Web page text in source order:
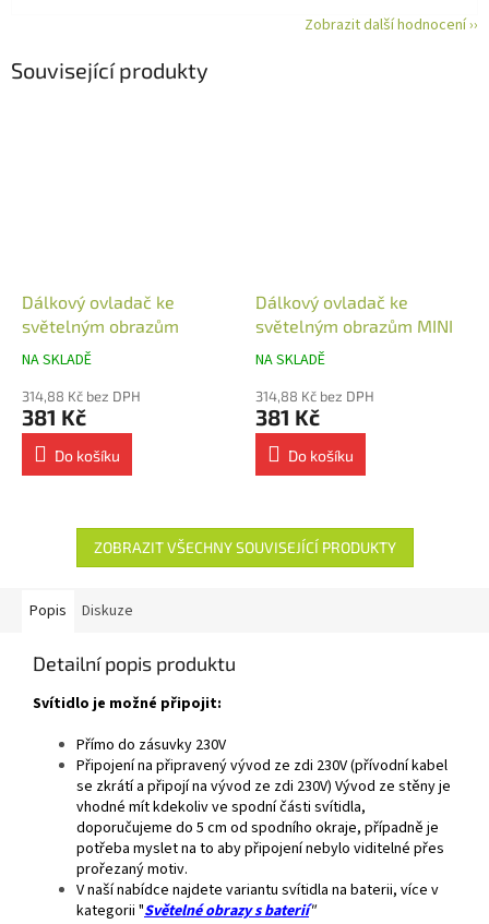
Zobrazit další hodnocení ››
Související produkty
Dálkový ovladač ke
světelným obrazům
NA SKLADĚ
314,88 Kč bez DPH
381 Kč
Do košíku
Dálkový ovladač ke
světelným obrazům MINI
NA SKLADĚ
314,88 Kč bez DPH
381 Kč
Do košíku
ZOBRAZIT VŠECHNY SOUVISEJÍCÍ PRODUKTY
Popis Diskuze
Detailní popis produktu
Svítidlo je možné připojit:
Přímo do zásuvky 230V
Připojení na připravený vývod ze zdi 230V (přívodní kabel
se zkrátí a připojí na vývod ze zdi 230V) Vývod ze stěny je
vhodné mít kdekoliv ve spodní části svítidla,
doporučujeme do 5 cm od spodního okraje, případně je
potřeba myslet na to aby připojení nebylo viditelné přes
prořezaný motiv.
V naší nabídce najdete variantu svítidla na baterii, více v
kategorii "Světelné obrazy s baterií"